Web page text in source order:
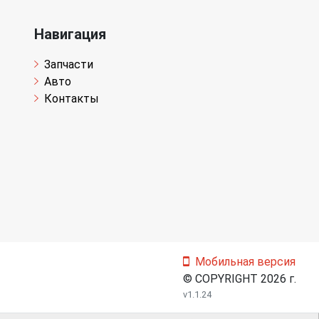
Навигация
Запчасти
Авто
Контакты
Мобильная версия
© COPYRIGHT 2026 г.
v1.1.24